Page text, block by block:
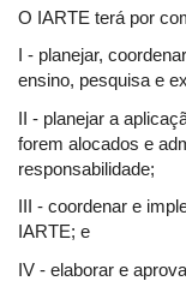
O IARTE terá por
I - planejar,
ensino, pesquisa e
II - planejar a
forem alocados e
responsabilidade;
III - coordenar e
IARTE; e
IV - elaborar e